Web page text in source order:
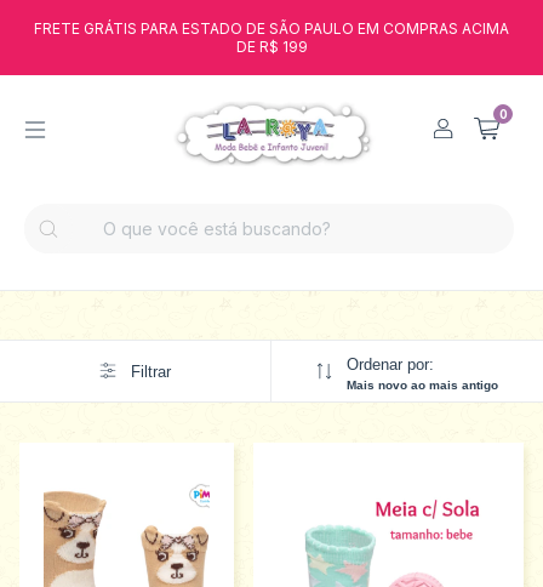
FRETE GRÁTIS PARA ESTADO DE SÃO PAULO EM COMPRAS ACIMA
DE R$ 199
0
Filtrar Ordenar por:
Mais novo ao mais antigo